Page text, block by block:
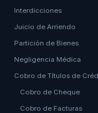
Interdicciones
Juicio de Arriendo
Partición de Bienes
Negligencia Médica
Cobro de Títulos de
Cobro de Cheque
Cobro de Facturas